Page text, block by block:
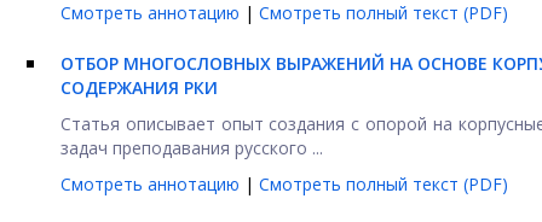
Смотреть аннотацию | Смотреть полный текст (PDF)
ОТБОР МНОГОСЛОВНЫХ ВЫРАЖЕНИЙ НА ОСНОВЕ
СОДЕРЖАНИЯ РКИ
Статья описывает опыт создания с опорой на
задач преподавания русского ...
Смотреть аннотацию | Смотреть полный текст (PDF)